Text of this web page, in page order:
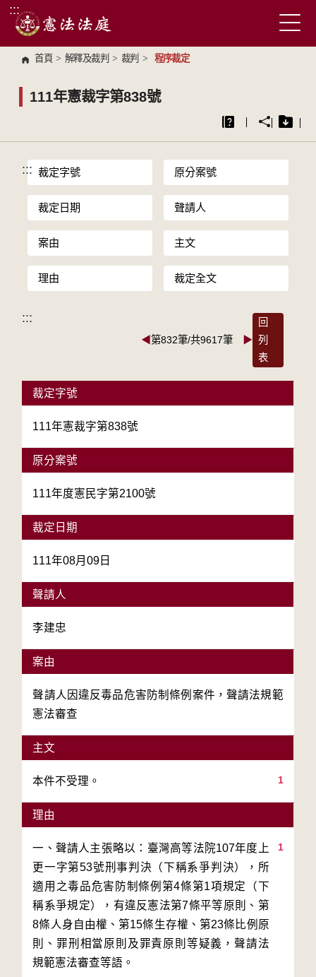
跳到主要內容區塊
:::
首頁 > 解釋及裁判 > 裁判 > 程序裁定
111年憲裁字第838號
::: 裁定字號 原分案號
裁定日期 聲請人
案由 主文
理由 裁定全文
:::
◀第832筆/共9617筆 ▶
回
列
表
裁定字號
111年憲裁字第838號
原分案號
111年度憲民字第2100號
裁定日期
111年08月09日
聲請人
李建忠
案由
聲請人因違反毒品危害防制條例案件，聲請法規範
憲法審查
主文
1
本件不受理。
理由
1
一、聲請人主張略以：臺灣高等法院107年度上
更一字第53號刑事判決（下稱系爭判決），所
適用之毒品危害防制條例第4條第1項規定（下
稱系爭規定），有違反憲法第7條平等原則、第
8條人身自由權、第15條生存權、第23條比例原
則、罪刑相當原則及罪責原則等疑義，聲請法